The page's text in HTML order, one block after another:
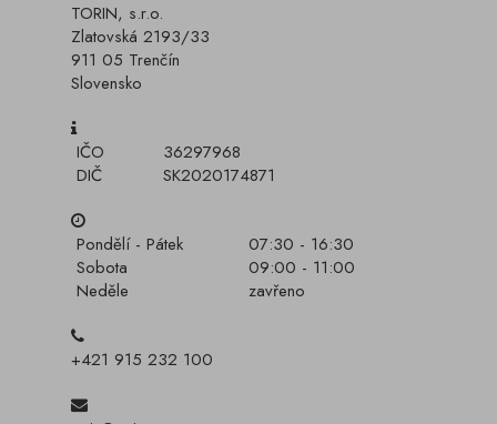
TORIN, s.r.o.
Zlatovská 2193/33
911 05 Trenčín
Slovensko
IČO
36297968
DIČ
SK2020174871
Pondělí - Pátek
07:30 - 16:30
Sobota
09:00 - 11:00
Neděle
zavřeno
+421 915 232 100